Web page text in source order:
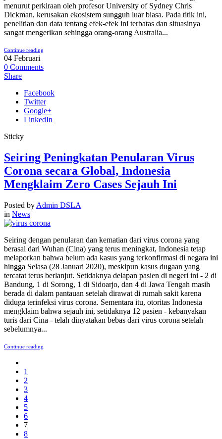
menurut perkiraan oleh profesor University of Sydney Chris
Dickman, kerusakan ekosistem sungguh luar biasa. Pada titik ini,
penelitian dan data tentang efek-efek ini terbatas dan situasinya
sangat mengerikan sehingga orang-orang Australia...
Continue reading
04 Februari
0 Comments
Share
Facebook
Twitter
Google+
LinkedIn
Sticky
Seiring Peningkatan Penularan Virus
Corona secara Global, Indonesia
Mengklaim Zero Cases Sejauh Ini
Posted by Admin DSLA
in News
Seiring dengan penularan dan kematian dari virus corona yang
berasal dari Wuhan (Cina) yang terus meningkat, Indonesia tetap
melaporkan bahwa belum ada kasus yang terkonfirmasi di negara ini
hingga Selasa (28 Januari 2020), meskipun kasus dugaan yang
tercatat terus berlanjut. Setidaknya delapan pasien di negeri ini - 2 di
Bandung, 1 di Sorong, 1 di Sidoarjo, dan 4 di Jawa Tengah masih
berada di dalam pantauan setelah dirawat di rumah sakit karena
diduga terinfeksi virus corona. Sementara itu, otoritas Indonesia
mengklaim bahwa sejauh ini, setidaknya 12 pasien - kebanyakan
turis dari Cina - telah dinyatakan bebas dari virus corona setelah
sebelumnya...
Continue reading
1
2
3
4
5
6
7
8